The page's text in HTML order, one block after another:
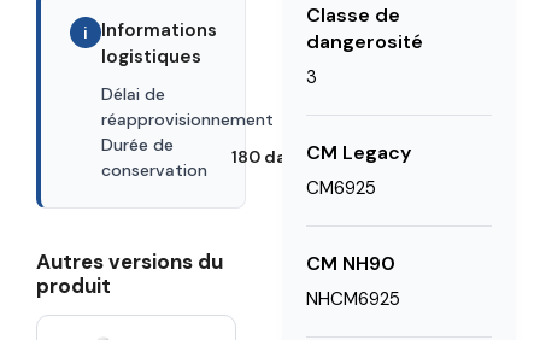
i
Informations
logistiques
Délai de
réapprovisionnement
Durée de
conservation
180 days
Autres versions du
produit
Classe de
dangerosité
3
CM Legacy
CM6925
CM NH90
NHCM6925